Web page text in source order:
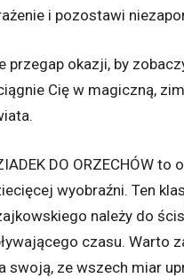
i pozostawi
przegap okazji, by
Cię w magiczną,
DO ORZECHÓW
wyobraźni. Ten
należy do
czasu. Warto
swoją, ze wszech miar